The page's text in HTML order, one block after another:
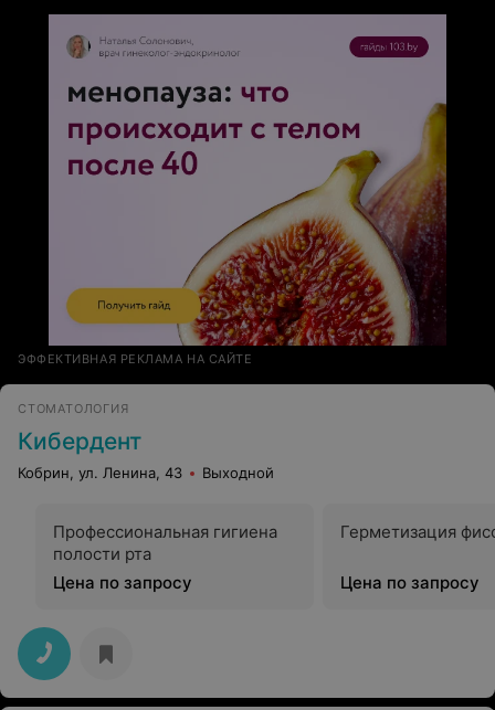
ЭФФЕКТИВНАЯ РЕКЛАМА НА САЙТЕ
СТОМАТОЛОГИЯ
Кибердент
Кобрин, ул. Ленина, 43 Выходной
Профессиональная гигиена
полости рта
Цена по запросу
Герметизация
Цена по запросу